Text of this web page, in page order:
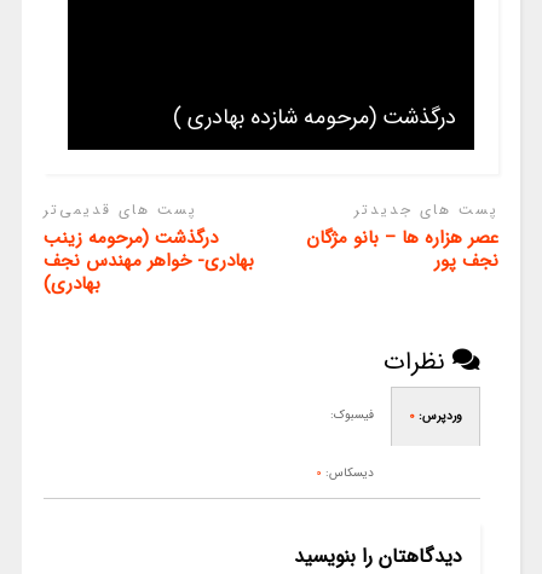
درگذشت (مرحومه شازده بهادری )
پست های جدیدتر
عصر هزاره ها – بانو مژگان
نجف پور
پست های قدیمی‌تر
درگذشت (مرحومه زینب
بهادری- خواهر مهندس نجف
بهادری)
نظرات
وردپرس: 0 فیسبوک:
دیسکاس: 0
دیدگاهتان را بنویسید